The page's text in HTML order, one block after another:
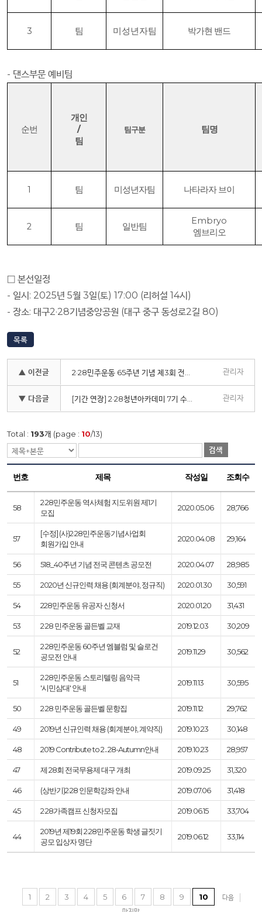
3 팀 미성년자팀 박가현 밴드
- 댄스부문 예비팀
순번
개인
/
팀
팀구분 팀명
1 팀 미성년자팀 나타라자 브이
2 팀 일반팀
Embryo
엠브리오
□ 본선일정
- 일시: 2025년 5월 3일(토) 17:00 (리허설 14시)
- 장소: 대구2·28기념중앙공원 (대구 중구 동성로2길 80)
목록
▲ 이전글 관리자
▼ 다음글 관리자
Total : 193개 (page : 10/13)
검색
번호 제목 작성일 조회수
58
2·28민주운동 역사체험 지도위원 제1기
모집
2020.05.06 28,766
57
[수정] (사)2·28민주운동기념사업회
회원가입 안내
2020.04.08 29,164
56 518_40주년 기념 전국 콘텐츠 공모전 2020.04.07 28,985
55 2020년 신규인력 채용 (회계분야, 정규직) 2020.01.30 30,591
54 228민주운동 유공자 신청서 2020.01.20 31,431
53 2·28 민주운동 골든벨 교재 2019.12.03 30,209
52
2·28민주운동 60주년 엠블럼 및 슬로건
공모전 안내
2019.11.29 30,562
51
2·28민주운동 스토리텔링 음악극
'시민삼대' 안내
2019.11.13 30,595
50 2·28 민주운동 골든벨 문항집 2019.11.12 29,762
49 2019년 신규인력 채용 (회계분야, 계약직) 2019.10.23 30,148
48 2019 Contribute to 2․28-Autumn안내 2019.10.23 28,957
47 제 28회 전국무용제 대구 개최 2019.09.25 31,320
46 (상반기)2·28 인문학강좌 안내 2019.07.06 31,418
45 2·28가족캠프 신청자모집 2019.06.15 33,704
44
2019년 제19회 2·28민주운동 학생 글짓기
공모 입상자 명단
2019.06.12 33,114
1 2 3 4 5 6 7 8 9 10
다음